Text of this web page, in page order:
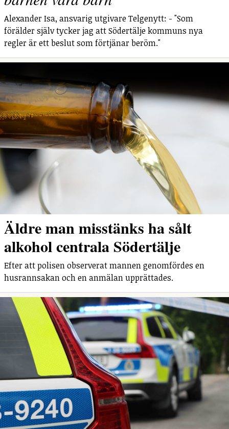
Alexander Isa, ansvarig utgivare Telgenytt: - "Som
förälder själv tycker jag att Södertälje kommuns nya
regler är ett beslut som förtjänar beröm."
Äldre man misstänks ha sålt
alkohol centrala Södertälje
Efter att polisen observerat mannen genomfördes en
husrannsakan och en anmälan upprättades.